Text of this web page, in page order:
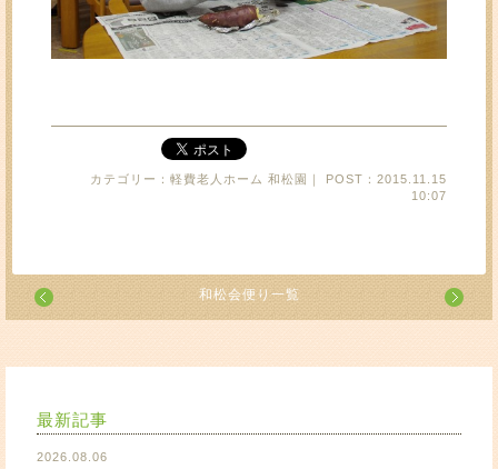
カテゴリー：軽費老人ホーム 和松園｜ POST：2015.11.15
10:07
和松会便り一覧
最新記事
2026.08.06